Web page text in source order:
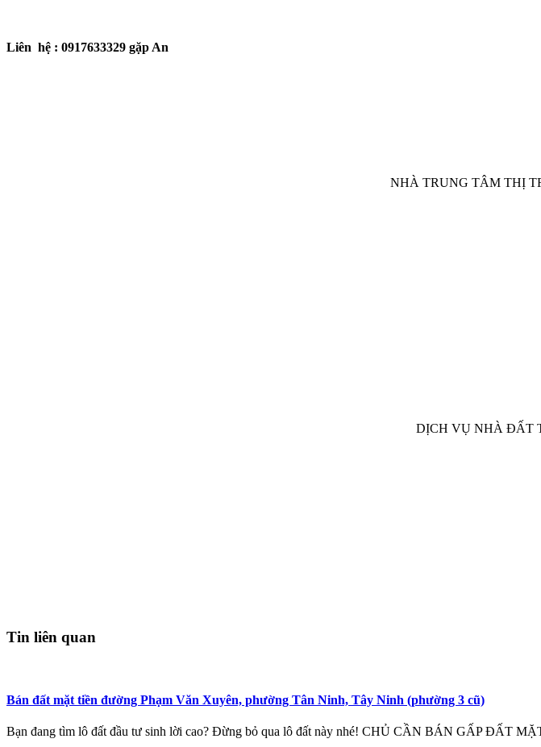
Liên hệ : 0917633329 gặp An
NHÀ TRUNG TÂM THỊ
DỊCH VỤ NHÀ ĐẤT
Tin liên quan
Bán đất mặt tiền đường Phạm Văn Xuyên, phường Tân Ninh, Tây Ninh (phường 3 cũ)
Bạn đang tìm lô đất đầu tư sinh lời cao? Đừng bỏ qua lô đất này nhé! CHỦ CẦN BÁN GẤP ĐẤT